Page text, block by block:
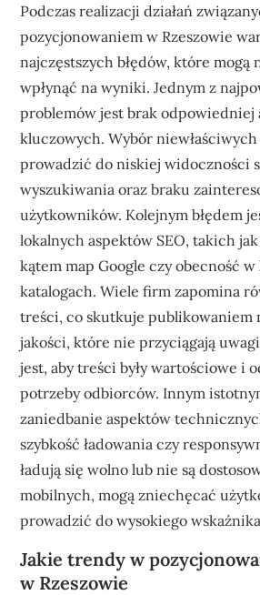
Podczas realizacji działań
pozycjonowaniem w Rzeszowie
najczęstszych błędów, które mogą
wpłynąć na wyniki. Jednym z
problemów jest brak odpowiedniej
kluczowych. Wybór niewłaściwych
prowadzić do niskiej widoczności
wyszukiwania oraz braku
użytkowników. Kolejnym błędem
lokalnych aspektów SEO, takich
kątem map Google czy obecność
katalogach. Wiele firm zapomina
treści, co skutkuje publikowaniem
jakości, które nie przyciągają
jest, aby treści były wartościowe i
potrzeby odbiorców. Innym
zaniedbanie aspektów
szybkość ładowania czy
ładują się wolno lub nie są
mobilnych, mogą zniechęcać
prowadzić do wysokiego
Jakie trendy w
w Rzeszowie